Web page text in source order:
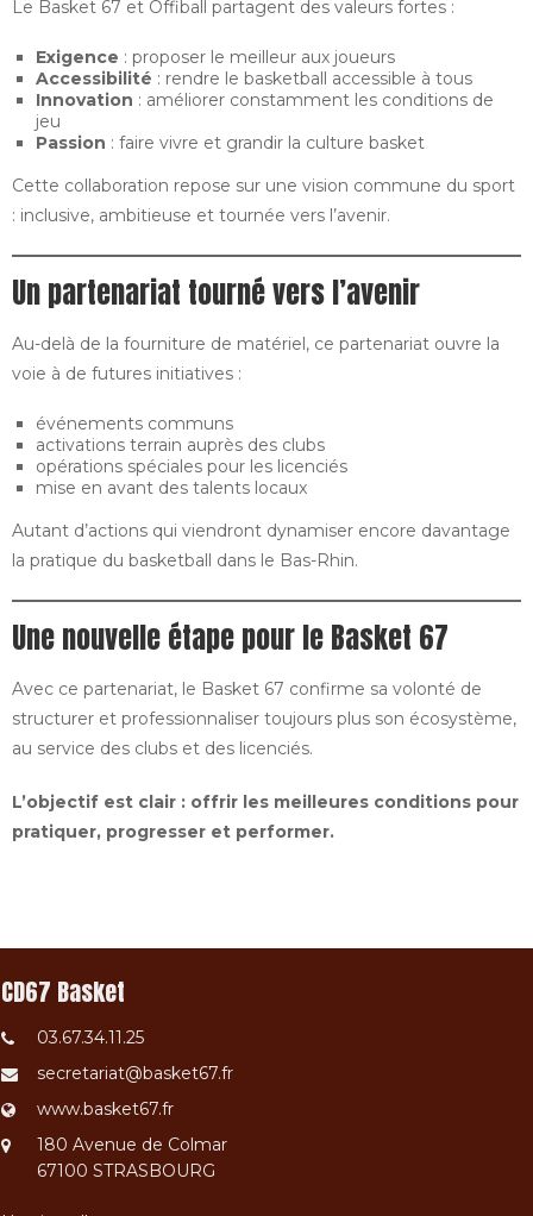
Le Basket 67 et Offiball partagent des valeurs fortes :
Exigence : proposer le meilleur aux joueurs
Accessibilité : rendre le basketball accessible à tous
Innovation : améliorer constamment les conditions de
jeu
Passion : faire vivre et grandir la culture basket
Cette collaboration repose sur une vision commune du sport
: inclusive, ambitieuse et tournée vers l’avenir.
Un partenariat tourné vers l’avenir
Au-delà de la fourniture de matériel, ce partenariat ouvre la
voie à de futures initiatives :
événements communs
activations terrain auprès des clubs
opérations spéciales pour les licenciés
mise en avant des talents locaux
Autant d’actions qui viendront dynamiser encore davantage
la pratique du basketball dans le Bas-Rhin.
Une nouvelle étape pour le Basket 67
Avec ce partenariat, le Basket 67 confirme sa volonté de
structurer et professionnaliser toujours plus son écosystème,
au service des clubs et des licenciés.
L’objectif est clair : offrir les meilleures conditions pour
pratiquer, progresser et performer.
CD67 Basket
03.67.34.11.25
secretariat@basket67.fr
www.basket67.fr
180 Avenue de Colmar
67100 STRASBOURG